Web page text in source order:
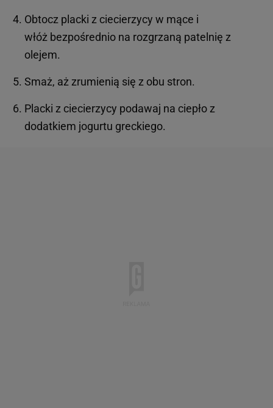
Obtocz placki z ciecierzycy w mące i
włóż bezpośrednio na rozgrzaną patelnię z
olejem.
Smaż, aż zrumienią się z obu stron.
Placki z ciecierzycy podawaj na ciepło z
dodatkiem jogurtu greckiego.